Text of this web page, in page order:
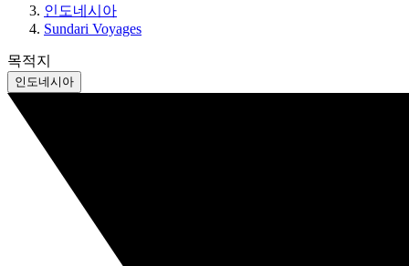
인도네시아
Sundari Voyages
목적지
인도네시아